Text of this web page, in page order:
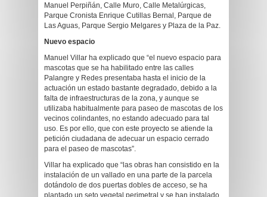
Manuel Perpiñán, Calle Muro, Calle Metalúrgicas,
Parque Cronista Enrique Cutillas Bernal, Parque de
Las Aguas, Parque Sergio Melgares y Plaza de la Paz.
Nuevo espacio
Manuel Villar ha explicado que “el nuevo espacio para
mascotas que se ha habilitado entre las calles
Palangre y Redes presentaba hasta el inicio de la
actuación un estado bastante degradado, debido a la
falta de infraestructuras de la zona, y aunque se
utilizaba habitualmente para paseo de mascotas de los
vecinos colindantes, no estando adecuado para tal
uso. Es por ello, que con este proyecto se atiende la
petición ciudadana de adecuar un espacio cerrado
para el paseo de mascotas”.
Villar ha explicado que “las obras han consistido en la
instalación de un vallado en una parte de la parcela
dotándolo de dos puertas dobles de acceso, se ha
plantado un seto vegetal perimetral y se han instalado